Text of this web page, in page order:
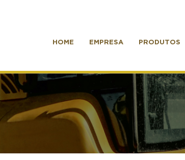
HOME EMPRESA PRODUTOS